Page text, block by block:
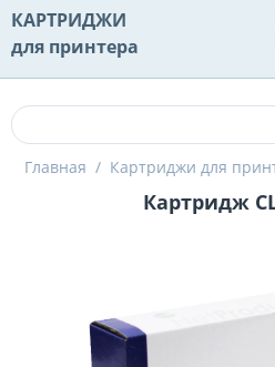
КАРТРИДЖИ
для принтера
Главная / Картриджи для
Картридж